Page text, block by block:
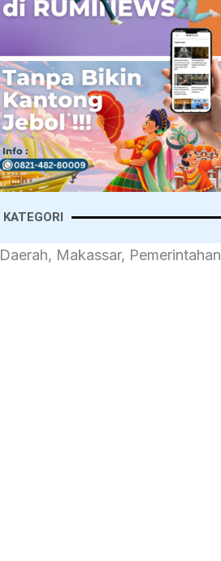
KATEGORI
Daerah, Makassar, Pemerintahan